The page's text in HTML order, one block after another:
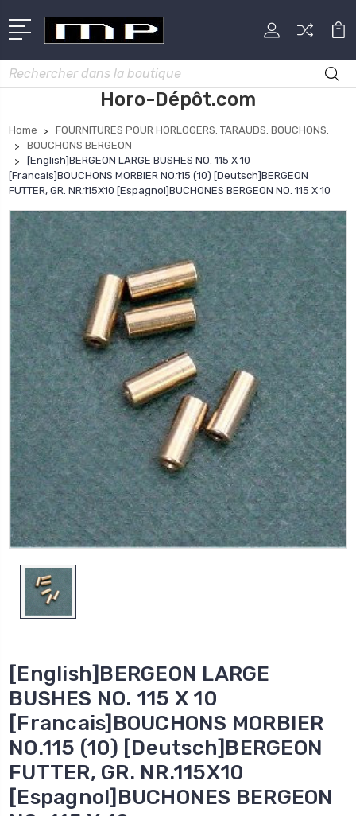
Rechercher
Horo-Dépôt.com
Home
FOURNITURES POUR HORLOGERS. TARAUDS. BOUCHONS.
BOUCHONS BERGEON
[English]BERGEON LARGE BUSHES NO. 115 X 10
[Francais]BOUCHONS MORBIER NO.115 (10) [Deutsch]BERGEON
FUTTER, GR. NR.115X10 [Espagnol]BUCHONES BERGEON NO. 115 X 10
[English]BERGEON LARGE
BUSHES NO. 115 X 10
[Francais]BOUCHONS MORBIER
NO.115 (10) [Deutsch]BERGEON
FUTTER, GR. NR.115X10
[Espagnol]BUCHONES BERGEON